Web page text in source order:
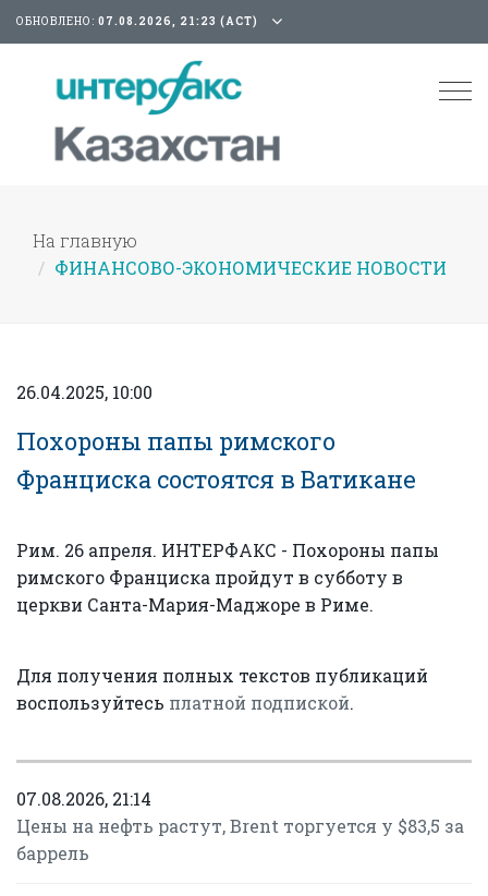
ОБНОВЛЕНО: 07.08.2026, 21:23 (АСТ)
На главную
ФИНАНСОВО-ЭКОНОМИЧЕСКИЕ НОВОСТИ
26.04.2025, 10:00
Похороны папы римского
Франциска состоятся в Ватикане
Рим. 26 апреля. ИНТЕРФАКС - Похороны папы
римского Франциска пройдут в субботу в
церкви Санта-Мария-Маджоре в Риме.
Для получения полных текстов публикаций
воспользуйтесь платной подпиской.
07.08.2026, 21:14
Цены на нефть растут, Brent торгуется у $83,5 за
баррель